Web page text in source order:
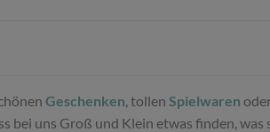
Geschenken , tollen Spielwaren
uns Groß und Klein etwas finden, was